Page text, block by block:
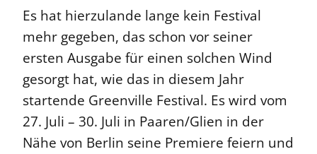
Es hat hierzulande lange kein Festival
mehr gegeben, das schon vor seiner
ersten Ausgabe für einen solchen Wind
gesorgt hat, wie das in diesem Jahr
startende Greenville Festival. Es wird vom
27. Juli – 30. Juli in Paaren/Glien in der
Nähe von Berlin seine Premiere feiern und